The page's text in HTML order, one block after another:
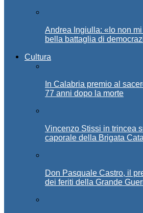
Andrea Ingiulla: «Io non
bella battaglia di
Cultura
In Calabria premio al
77 anni dopo la morte
Vincenzo Stissi in trincea
caporale della Brigata
Don Pasquale Castro, il
dei feriti della Grande